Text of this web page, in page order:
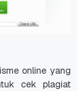
online yang
cek plagiat